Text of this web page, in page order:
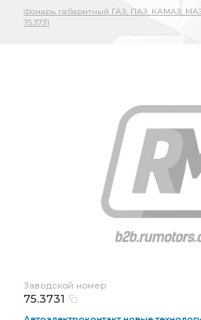
Фонарь габаритный ГАЗ, ПАЗ, КАМАЗ,
75.3731
Заводской номер
75.3731